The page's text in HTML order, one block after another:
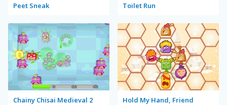
Peet Sneak Toilet Run
Chainy Chisai Medieval 2 Hold My Hand, Friend